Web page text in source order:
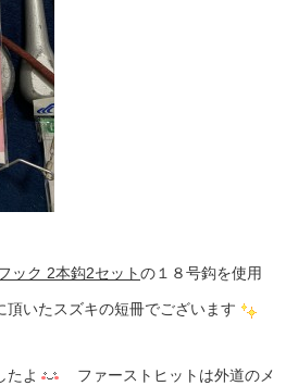
ック 2本鈎2セットの１８号鈎を使用
頂いたスズキの短冊でございます
たよ ファーストヒットは外道のメ